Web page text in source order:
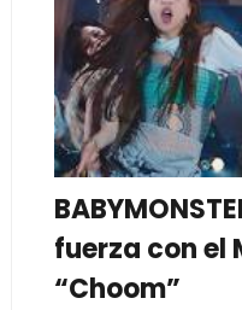
fuerza con el
“Choom”